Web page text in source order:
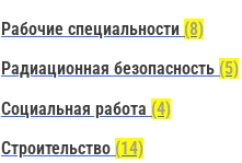
Рабочие специальности (8)
Радиационная безопасность (5)
Социальная работа (4)
Строительство (14)